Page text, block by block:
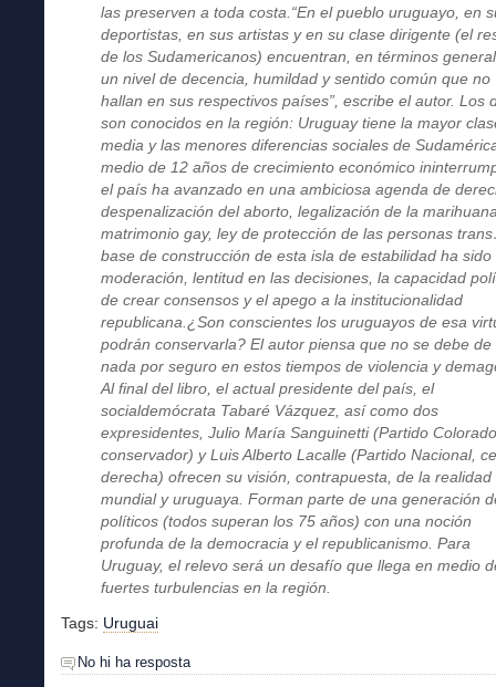
las preserven a toda costa. “En el pueblo uruguayo, en
deportistas, en sus artistas y en su clase dirigente (el
de los Sudamericanos) encuentran, en términos
un nivel de decencia, humildad y sentido común que no
hallan en sus respectivos países”, escribe el autor. Los
son conocidos en la región: Uruguay tiene la mayor
media y las menores diferencias sociales de
medio de 12 años de crecimiento económico
el país ha avanzado en una ambiciosa agenda de
despenalización del aborto, legalización de la
matrimonio gay, ley de protección de las personas
base de construcción de esta isla de estabilidad ha sido
moderación, lentitud en las decisiones, la capacidad
de crear consensos y el apego a la institucionalidad
republicana. ¿Son conscientes los uruguayos de esa
podrán conservarla? El autor piensa que no se debe de
nada por seguro en estos tiempos de violencia y
Al final del libro, el actual presidente del país, el
socialdemócrata Tabaré Vázquez, así como dos
expresidentes, Julio María Sanguinetti (Partido
conservador) y Luis Alberto Lacalle (Partido Nacional,
derecha) ofrecen su visión, contrapuesta, de la realidad
mundial y uruguaya. Forman parte de una generación
políticos (todos superan los 75 años) con una noción
profunda de la democracia y el republicanismo. Para
Uruguay, el relevo será un desafío que llega en medio
fuertes turbulencias en la región.
Tags: Uruguai
No hi ha resposta